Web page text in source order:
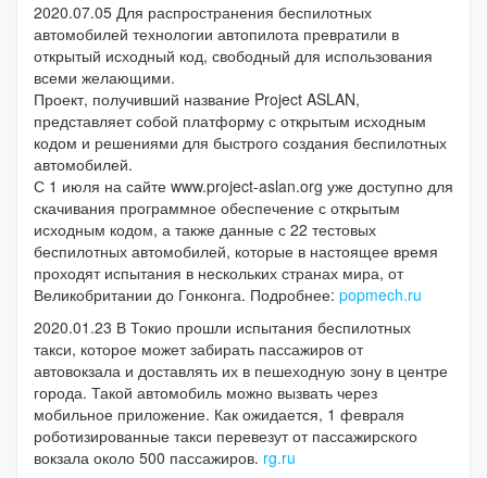
2020.07.05 Для распространения беспилотных
автомобилей технологии автопилота превратили в
открытый исходный код, свободный для использования
всеми желающими.
Проект, получивший название Project ASLAN,
представляет собой платформу с открытым исходным
кодом и решениями для быстрого создания беспилотных
автомобилей.
С 1 июля на сайте www.project-aslan.org уже доступно для
скачивания программное обеспечение с открытым
исходным кодом, а также данные с 22 тестовых
беспилотных автомобилей, которые в настоящее время
проходят испытания в нескольких странах мира, от
Великобритании до Гонконга. Подробнее: popmech.ru
2020.01.23 В Токио прошли испытания беспилотных
такси, которое может забирать пассажиров от
автовокзала и доставлять их в пешеходную зону в центре
города. Такой автомобиль можно вызвать через
мобильное приложение. Как ожидается, 1 февраля
роботизированные такси перевезут от пассажирского
вокзала около 500 пассажиров. rg.ru